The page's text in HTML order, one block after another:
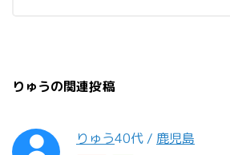
りゅうの関連投稿
りゅう40代 / 鹿児島